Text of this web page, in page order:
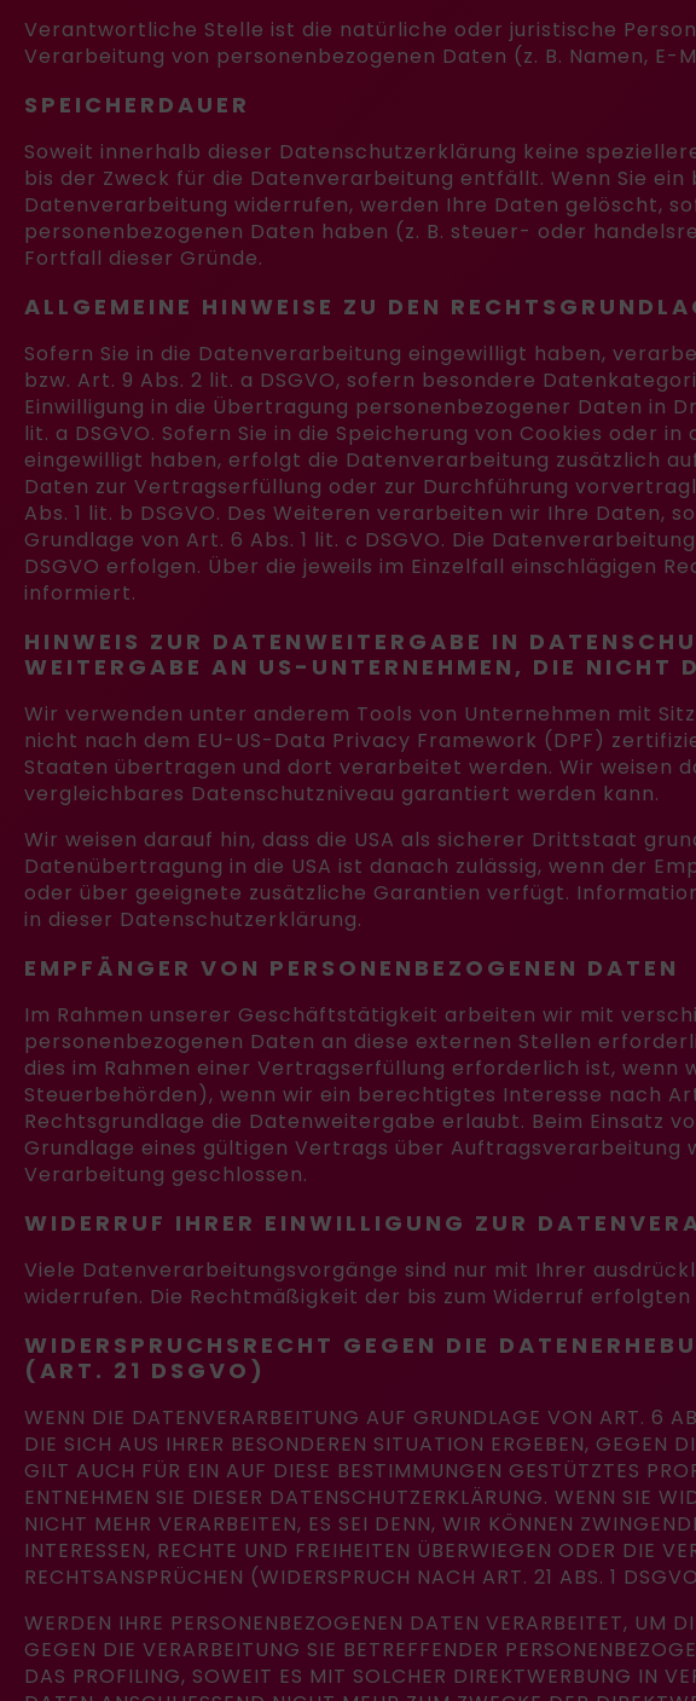
Verantwortliche Stelle ist die natürliche oder juristische
Verarbeitung von personenbezogenen Daten (z. B. Namen, E-
SPEICHERDAUER
Soweit innerhalb dieser Datenschutzerklärung keine
bis der Zweck für die Datenverarbeitung entfällt. Wenn Sie
Datenverarbeitung widerrufen, werden Ihre Daten gelöscht,
personenbezogenen Daten haben (z. B. steuer- oder
Fortfall dieser Gründe.
ALLGEMEINE HINWEISE ZU DEN
Sofern Sie in die Datenverarbeitung eingewilligt haben,
bzw. Art. 9 Abs. 2 lit. a DSGVO, sofern besondere
Einwilligung in die Übertragung personenbezogener Daten in
lit. a DSGVO. Sofern Sie in die Speicherung von Cookies oder
eingewilligt haben, erfolgt die Datenverarbeitung zusätzlich
Daten zur Vertragserfüllung oder zur Durchführung
Abs. 1 lit. b DSGVO. Des Weiteren verarbeiten wir Ihre
Grundlage von Art. 6 Abs. 1 lit. c DSGVO. Die
DSGVO erfolgen. Über die jeweils im Einzelfall einschlägigen
informiert.
HINWEIS ZUR DATENWEITERGABE IN
WEITERGABE AN US-UNTERNEHMEN, DIE NICHT
Wir verwenden unter anderem Tools von Unternehmen mit
nicht nach dem EU-US-Data Privacy Framework (DPF)
Staaten übertragen und dort verarbeitet werden. Wir weisen
vergleichbares Datenschutzniveau garantiert werden kann.
Wir weisen darauf hin, dass die USA als sicherer Drittstaat
Datenübertragung in die USA ist danach zulässig, wenn der
oder über geeignete zusätzliche Garantien verfügt.
in dieser Datenschutzerklärung.
EMPFÄNGER VON PERSONENBEZOGENEN DATEN
Im Rahmen unserer Geschäftstätigkeit arbeiten wir mit
personenbezogenen Daten an diese externen Stellen
dies im Rahmen einer Vertragserfüllung erforderlich ist,
Steuerbehörden), wenn wir ein berechtigtes Interesse nach
Rechtsgrundlage die Datenweitergabe erlaubt. Beim Einsatz
Grundlage eines gültigen Vertrags über
Verarbeitung geschlossen.
WIDERRUF IHRER EINWILLIGUNG ZUR
Viele Datenverarbeitungsvorgänge sind nur mit Ihrer
widerrufen. Die Rechtmäßigkeit der bis zum Widerruf
WIDERSPRUCHSRECHT GEGEN DIE
(ART. 21 DSGVO)
WENN DIE DATENVERARBEITUNG AUF GRUNDLAGE VON ART. 6
DIE SICH AUS IHRER BESONDEREN SITUATION ERGEBEN, GEGEN
GILT AUCH FÜR EIN AUF DIESE BESTIMMUNGEN GESTÜTZTES
ENTNEHMEN SIE DIESER DATENSCHUTZERKLÄRUNG. WENN SIE
NICHT MEHR VERARBEITEN, ES SEI DENN, WIR KÖNNEN
INTERESSEN, RECHTE UND FREIHEITEN ÜBERWIEGEN ODER DIE
RECHTSANSPRÜCHEN (WIDERSPRUCH NACH ART. 21 ABS. 1
WERDEN IHRE PERSONENBEZOGENEN DATEN VERARBEITET, UM
GEGEN DIE VERARBEITUNG SIE BETREFFENDER
DAS PROFILING, SOWEIT ES MIT SOLCHER DIREKTWERBUNG IN